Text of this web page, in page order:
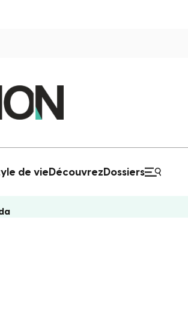
de vie Découvrez Dossiers